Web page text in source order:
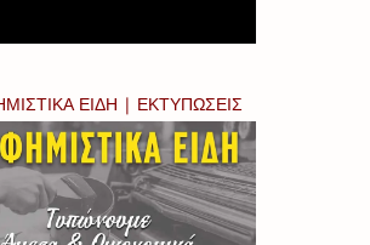
ΕΙΔΗ | ΕΚΤΥΠΩΣΕΙΣ